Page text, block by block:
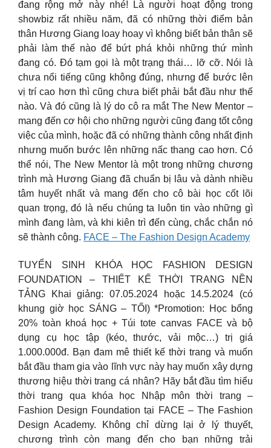
đang rộng mở này nhé! Là người hoạt động trong
showbiz rất nhiều năm, đã có những thời điểm bản
thân Hương Giang loay hoay vì không biết bản thân sẽ
phải làm thế nào để bứt phá khỏi những thứ mình
đang có. Đó tạm gọi là một trạng thái… lỡ cỡ. Nói là
chưa nổi tiếng cũng không đúng, nhưng để bước lên
vị trí cao hơn thì cũng chưa biết phải bắt đầu như thế
nào. Và đó cũng là lý do cô ra mắt The New Mentor –
mang đến cơ hội cho những người cũng đang tốt công
việc của mình, hoặc đã có những thành công nhất định
nhưng muốn bước lên những nấc thang cao hơn. Có
thể nói, The New Mentor là một trong những chương
trình mà Hương Giang đã chuẩn bị lâu và dành nhiều
tâm huyết nhất và mang đến cho cô bài học cốt lõi
quan trọng, đó là nếu chúng ta luôn tin vào những gì
mình đang làm, và khi kiên trì đến cùng, chắc chắn nó
sẽ thành công. FACE – The Fashion Design Academy
TUYỂN SINH KHÓA HỌC FASHION DESIGN
FOUNDATION – THIẾT KẾ THỜI TRANG NỀN
TẢNG Khai giảng: 07.05.2024 hoặc 14.5.2024 (có
khung giờ học SÁNG – TỐI) *Promotion: Học bổng
20% toàn khoá học + Túi tote canvas FACE và bộ
dụng cụ học tập (kéo, thước, vải mộc…) trị giá
1.000.000đ. Bạn đam mê thiết kế thời trang và muốn
bắt đầu tham gia vào lĩnh vực này hay muốn xây dựng
thương hiệu thời trang cá nhân? Hãy bắt đầu tìm hiểu
thời trang qua khóa học Nhập môn thời trang –
Fashion Design Foundation tại FACE – The Fashion
Design Academy. Không chỉ dừng lại ở lý thuyết,
chương trình còn mang đến cho bạn những trải